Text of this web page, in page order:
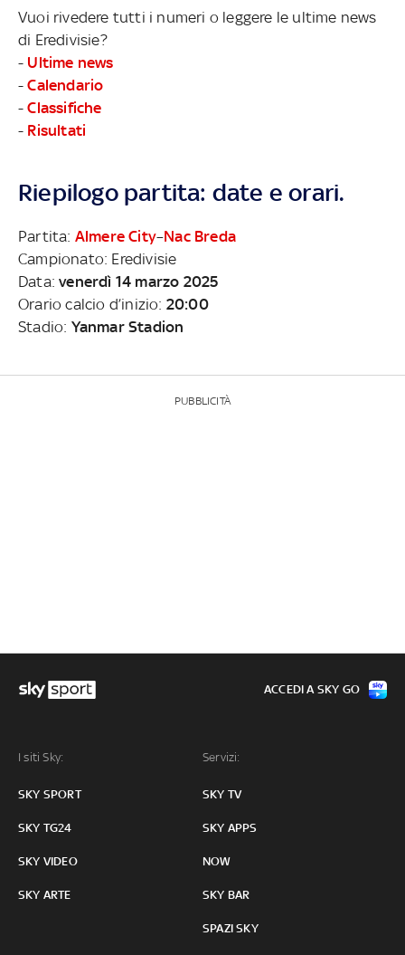
Vuoi rivedere tutti i numeri o leggere le ultime news
di Eredivisie?
- Ultime news
-Calendario
-Classifiche
- Risultati
Riepilogo partita: date e orari.
Partita: Almere City–Nac Breda
Campionato: Eredivisie
Data:venerdì 14 marzo 2025
Orario calcio d’inizio: 20:00
Stadio: Yanmar Stadion
PUBBLICITÀ
I siti Sky:
SKY SPORT
SKY TG24
SKY VIDEO
SKY ARTE
Servizi:
SKY TV
SKY APPS
NOW
SKY BAR
SPAZI SKY
ACCEDI A SKY GO